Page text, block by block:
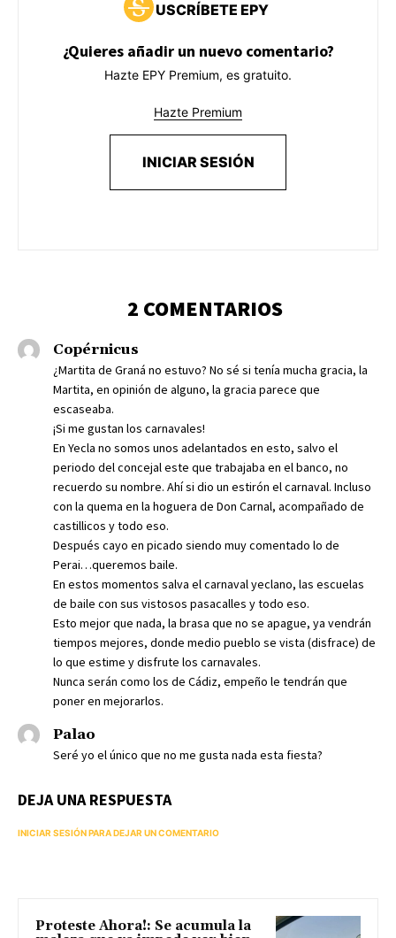
USCRÍBETE EPY
¿Quieres añadir un nuevo comentario?
Hazte EPY Premium, es gratuito.
Hazte Premium
INICIAR SESIÓN
2 COMENTARIOS
Copérnicus
¿Martita de Graná no estuvo? No sé si tenía mucha gracia, la
Martita, en opinión de alguno, la gracia parece que
escaseaba.
¡Si me gustan los carnavales!
En Yecla no somos unos adelantados en esto, salvo el
periodo del concejal este que trabajaba en el banco, no
recuerdo su nombre. Ahí si dio un estirón el carnaval. Incluso
con la quema en la hoguera de Don Carnal, acompañado de
castillicos y todo eso.
Después cayo en picado siendo muy comentado lo de
Perai…queremos baile.
En estos momentos salva el carnaval yeclano, las escuelas
de baile con sus vistosos pasacalles y todo eso.
Esto mejor que nada, la brasa que no se apague, ya vendrán
tiempos mejores, donde medio pueblo se vista (disfrace) de
lo que estime y disfrute los carnavales.
Nunca serán como los de Cádiz, empeño le tendrán que
poner en mejorarlos.
Palao
Seré yo el único que no me gusta nada esta fiesta?
DEJA UNA RESPUESTA
INICIAR SESIÓN PARA DEJAR UN COMENTARIO
Proteste Ahora!: Se acumula la